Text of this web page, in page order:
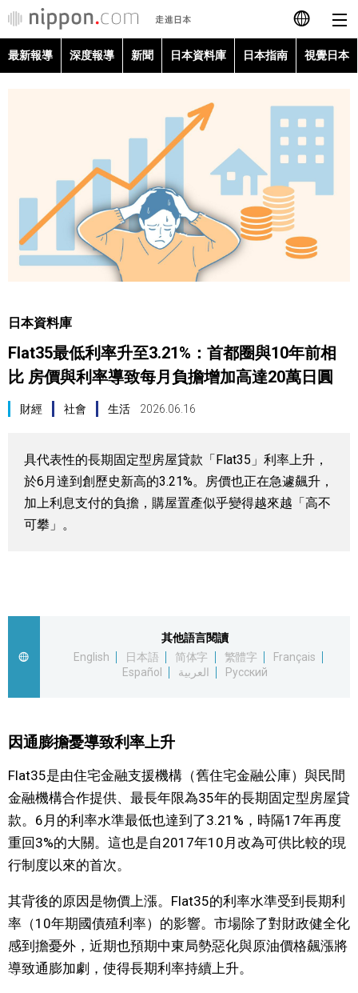
日本語
简体字
Français
Español
深度報導
新聞
視覺日本
更多
人物訪談
社會
財經
文化
科學技術
生活
娛樂
教育
最新報導 深度報導 新聞 日本資料庫 日本指南 視覺日本
日本資料庫
Flat35最低利率升至3.21%：首都圈與10年前相
比 房價與利率導致每月負擔增加高達20萬日圓
財經 社會 生活 2026.06.16
具代表性的長期固定型房屋貸款「Flat35」利率上升，
於6月達到創歷史新高的3.21%。房價也正在急遽飆升，
加上利息支付的負擔，購屋置產似乎變得越來越「高不
可攀」。
其他語言閱讀
English
日本語 简体字 繁體字
Français
Español
العربية Русский
因通膨擔憂導致利率上升
Flat35是由住宅金融支援機構（舊住宅金融公庫）與民間
金融機構合作提供、最長年限為35年的長期固定型房屋貸
款。6月的利率水準最低也達到了3.21%，時隔17年再度
重回3%的大關。這也是自2017年10月改為可供比較的現
行制度以來的首次。
其背後的原因是物價上漲。Flat35的利率水準受到長期利
率（10年期國債殖利率）的影響。市場除了對財政健全化
感到擔憂外，近期也預期中東局勢惡化與原油價格飆漲將
導致通膨加劇，使得長期利率持續上升。